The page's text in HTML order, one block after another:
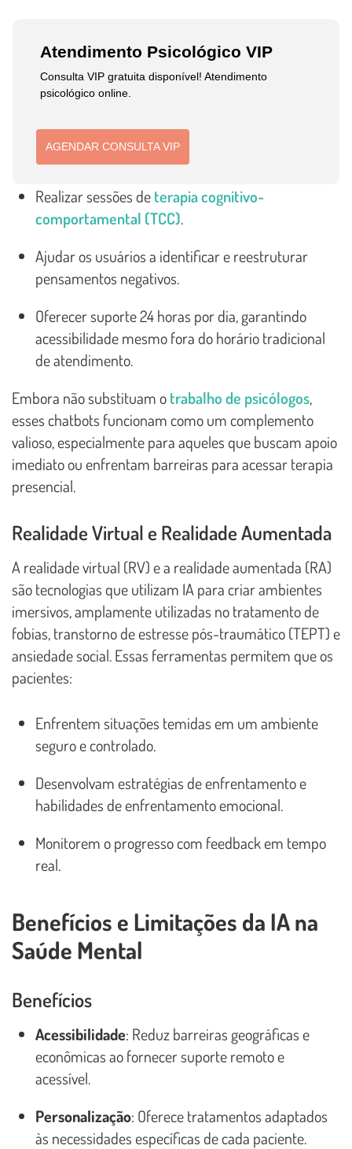
Atendimento Psicológico VIP
Consulta VIP gratuita disponível! Atendimento
psicológico online.
AGENDAR CONSULTA VIP
Realizar sessões deterapia cognitivo-
comportamental (TCC).
Ajudar os usuários a identificar e reestruturar
pensamentos negativos.
Oferecer suporte 24 horas por dia, garantindo
acessibilidade mesmo fora do horário tradicional
de atendimento.
Embora não substituam otrabalho de psicólogos,
esses chatbots funcionam como um complemento
valioso, especialmente para aqueles que buscam apoio
imediato ou enfrentam barreiras para acessar terapia
presencial.
Realidade Virtual e Realidade Aumentada
A realidade virtual (RV) e a realidade aumentada (RA)
são tecnologias que utilizam IA para criar ambientes
imersivos, amplamente utilizadas no tratamento de
fobias, transtorno de estresse pós-traumático (TEPT) e
ansiedade social. Essas ferramentas permitem que os
pacientes:
Enfrentem situações temidas em um ambiente
seguro e controlado.
Desenvolvam estratégias de enfrentamento e
habilidades de enfrentamento emocional.
Monitorem o progresso com feedback em tempo
real.
Benefícios e Limitações da IA na
Saúde Mental
Benefícios
Acessibilidade: Reduz barreiras geográficas e
econômicas ao fornecer suporte remoto e
acessível.
Personalização: Oferece tratamentos adaptados
às necessidades específicas de cada paciente.